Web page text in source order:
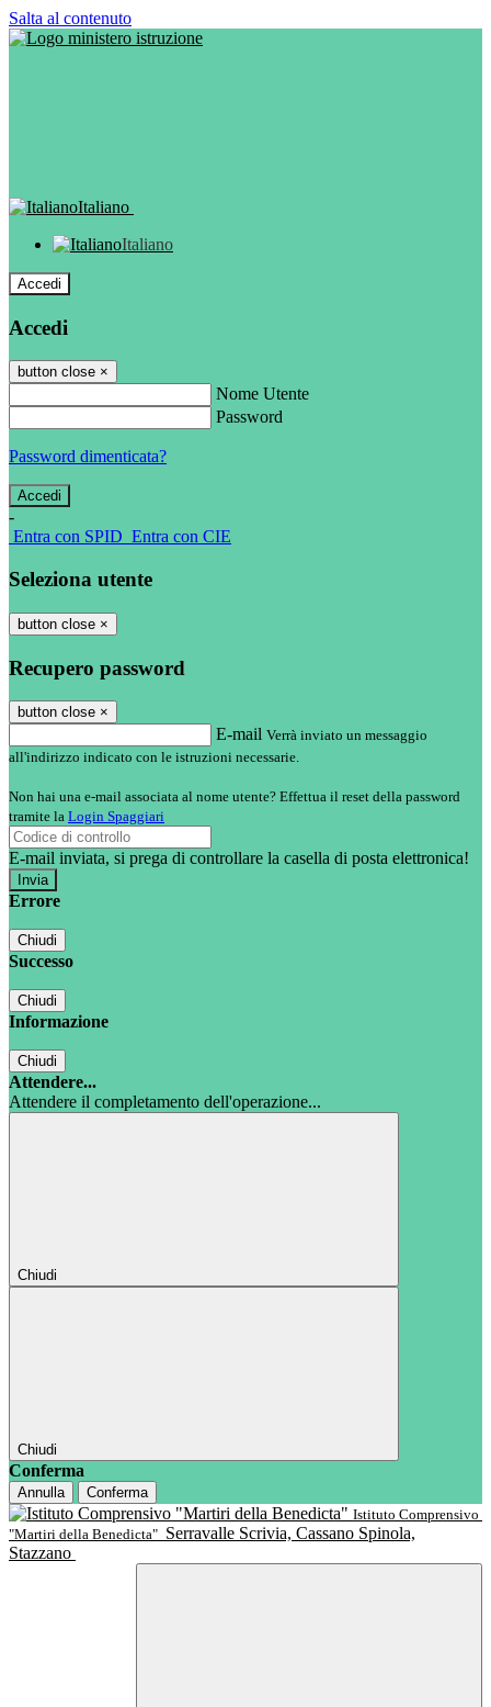
Salta al contenuto
Italiano
Italiano
Accedi
Accedi
button close ×
Nome Utente
Password
Password dimenticata?
-
Entra con SPID Entra con CIE
Seleziona utente
button close ×
Recupero password
button close ×
E-mail Verrà inviato un messaggio
all'indirizzo indicato con le istruzioni necessarie.
Non hai una e-mail associata al nome utente? Effettua il reset della password
tramite la Login Spaggiari
E-mail inviata, si prega di controllare la casella di posta elettronica!
Errore
Chiudi
Successo
Chiudi
Informazione
Chiudi
Attendere...
Attendere il completamento dell'operazione...
Chiudi
Chiudi
Conferma
Annulla
Conferma
Istituto Comprensivo
"Martiri della Benedicta" Serravalle Scrivia, Cassano Spinola,
Stazzano